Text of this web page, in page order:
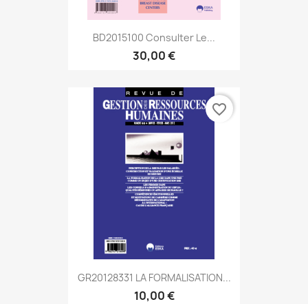
BD2015100 Consulter Le...
30,00 €
GR20128331 LA FORMALISATION...
10,00 €
favorite_border